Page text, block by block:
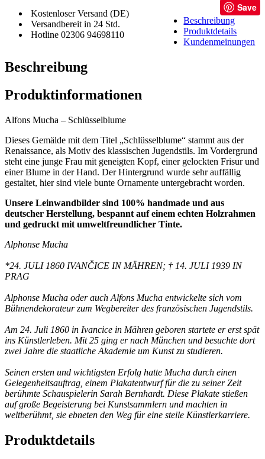
Kostenloser Versand (DE)
Versandbereit in 24 Std.
Hotline 02306 94698110
Save
Beschreibung
Produktdetails
Kundenmeinungen
Beschreibung
Produktinformationen
Alfons Mucha – Schlüsselblume
Dieses Gemälde mit dem Titel „Schlüsselblume“ stammt aus der
Renaissance, als Motiv des klassischen Jugendstils. Im Vordergrund
steht eine junge Frau mit geneigten Kopf, einer gelockten Frisur und
einer Blume in der Hand. Der Hintergrund wurde sehr auffällig
gestaltet, hier sind viele bunte Ornamente untergebracht worden.
Unsere Leinwandbilder sind 100% handmade und aus
deutscher Herstellung, bespannt auf einem echten Holzrahmen
und gedruckt mit umweltfreundlicher Tinte.
Alphonse Mucha
*24. JULI 1860 IVANČICE IN MÄHREN; † 14. JULI 1939 IN
PRAG
Alphonse Mucha oder auch Alfons Mucha entwickelte sich vom
Bühnendekorateur zum Wegbereiter des französischen Jugendstils.
Am 24. Juli 1860 in Ivancice in Mähren geboren startete er erst spät
ins Künstlerleben. Mit 25 ging er nach München und besuchte dort
zwei Jahre die staatliche Akademie um Kunst zu studieren.
Seinen ersten und wichtigsten Erfolg hatte Mucha durch einen
Gelegenheitsauftrag, einem Plakatentwurf für die zu seiner Zeit
berühmte Schauspielerin Sarah Bernhardt. Diese Plakate stießen
auf große Begeisterung bei Kunstsammlern und machten in
weltberühmt, sie ebneten den Weg für eine steile Künstlerkarriere.
Produktdetails